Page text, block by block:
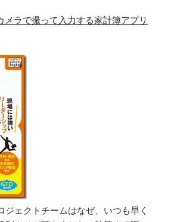
メラで撮って入力する家計簿アプリ
ジェクトチームはなぜ、いつも早く